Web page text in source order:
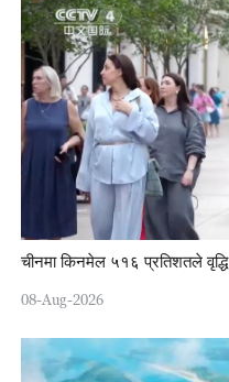
चीनमा किनमेल ५१६ प्रतिशतले वृद्धि
08-Aug-2026